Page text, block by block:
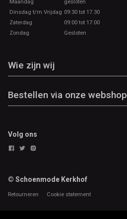
Maandag
gesloten
Dinsdag t/m Vrijdag 09:30 tot 17.30
Zaterdag
09:00 tot 17:00
Zondag
Gesloten
Wie zijn wij
Bestellen via onze webshop
Volg ons
© Schoenmode Kerkhof
Retourneren Cookie statement